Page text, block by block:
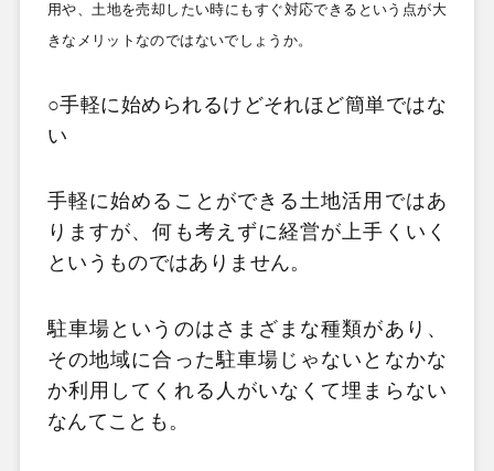
用や、土地を売却したい時にもすぐ対応できるという点が大
きなメリットなのではないでしょうか。
○手軽に始められるけどそれほど簡単ではな
い
手軽に始めることができる土地活用ではあ
りますが、何も考えずに経営が上手くいく
というものではありません。
駐車場というのはさまざまな種類があり、
その地域に合った駐車場じゃないとなかな
か利用してくれる人がいなくて埋まらない
なんてことも。